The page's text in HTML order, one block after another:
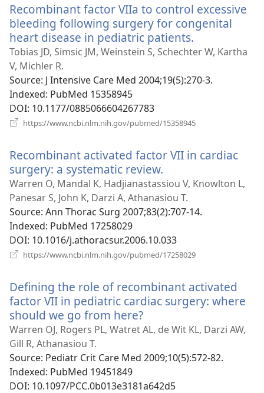
вікні)
Recombinant factor VIIa to control excessive
bleeding following surgery for congenital
heart disease in pediatric patients.
у
вікні)
Tobias JD, Simsic JM, Weinstein S, Schechter W, Kartha
V, Michler R.
Source‎: J Intensive Care Med 2004;19(5):270-3.
Indexed‎: PubMed 15358945
DOI‎: 10.1177/0885066604267783
https://www.ncbi.nlm.nih.gov/pubmed/15358945
вікні)
Recombinant activated factor VII in cardiac
surgery: a systematic review.
у
новому
вікні)
Warren O, Mandal K, Hadjianastassiou V, Knowlton L,
Panesar S, John K, Darzi A, Athanasiou T.
Source‎: Ann Thorac Surg 2007;83(2):707-14.
Indexed‎: PubMed 17258029
DOI‎: 10.1016/j.athoracsur.2006.10.033
https://www.ncbi.nlm.nih.gov/pubmed/17258029
вікні)
Defining the role of recombinant activated
factor VII in pediatric cardiac surgery: where
should we go from here?
у
вікні)
Warren OJ, Rogers PL, Watret AL, de Wit KL, Darzi AW,
Gill R, Athanasiou T.
Source‎: Pediatr Crit Care Med 2009;10(5):572-82.
Indexed‎: PubMed 19451849
DOI‎: 10.1097/PCC.0b013e3181a642d5